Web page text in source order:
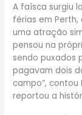
A faísca surgiu
férias em
uma atração
pensou na
sendo puxados
pagavam dois
campo”,
reportou a